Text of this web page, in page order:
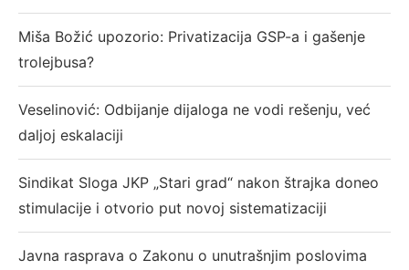
Miša Božić upozorio: Privatizacija GSP-a i gašenje
trolejbusa?
Veselinović: Odbijanje dijaloga ne vodi rešenju, već
daljoj eskalaciji
Sindikat Sloga JKP „Stari grad“ nakon štrajka doneo
stimulacije i otvorio put novoj sistematizaciji
Javna rasprava o Zakonu o unutrašnjim poslovima